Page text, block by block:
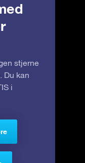
stjerne
Du kan
i